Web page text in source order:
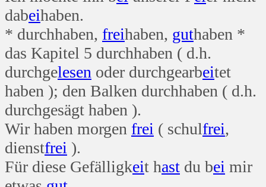
dabeihaben.
* durchhaben, freihaben, guthaben *
das Kapitel 5 durchhaben ( d.h.
durchgelesen oder durchgearbeitet
haben ); den Balken durchhaben ( d.h.
durchgesägt haben ).
Wir haben morgen frei ( schulfrei,
dienstfrei ).
Für diese Gefälligkeit hast du bei mir